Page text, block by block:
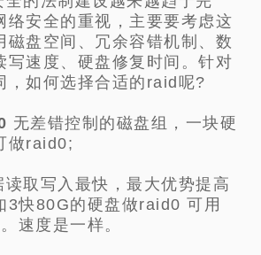
络安全的重视，主要要考虑这
磁盘空间、冗余容错机制、数
写速度、硬盘修复时间。针对
，如何选择合适的raid呢?
无差错控制的磁盘组，一块硬
做raid0;
读取写入最快，最大优势提高
3快80G的硬盘做raid0 可用
速度是一样。